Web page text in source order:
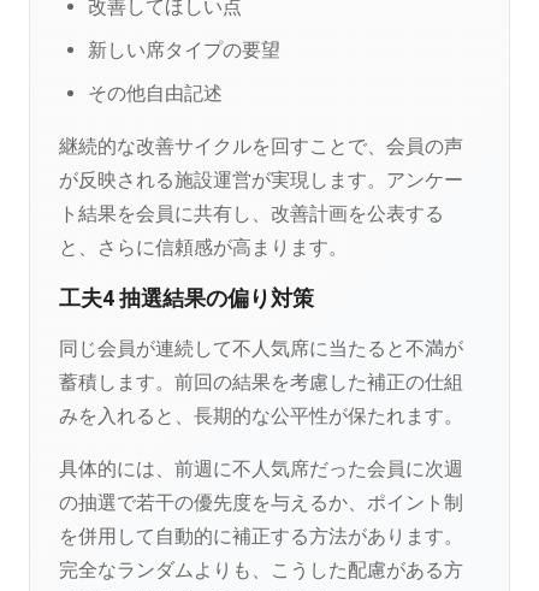
改善してほしい点
新しい席タイプの要望
その他自由記述
継続的な改善サイクルを回すことで、会員の声
が反映される施設運営が実現します。アンケー
ト結果を会員に共有し、改善計画を公表する
と、さらに信頼感が高まります。
工夫4 抽選結果の偏り対策
同じ会員が連続して不人気席に当たると不満が
蓄積します。前回の結果を考慮した補正の仕組
みを入れると、長期的な公平性が保たれます。
具体的には、前週に不人気席だった会員に次週
の抽選で若干の優先度を与えるか、ポイント制
を併用して自動的に補正する方法があります。
完全なランダムよりも、こうした配慮がある方